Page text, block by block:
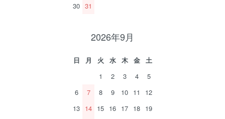
30 31
2026年9月
日 月 火 水 木 金
土
1
2 3 4
5
6
7 8 9 10 11
12
13 14 15 16 17 18 19